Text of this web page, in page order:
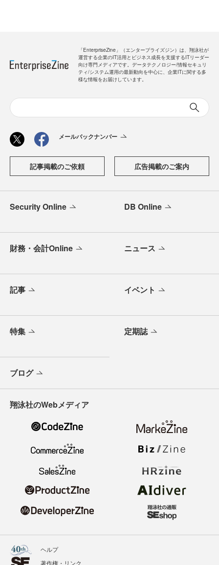
「EnterpriseZine」（エンタープライズジン）は、翔泳社が
運営する企業のIT活用とビジネス成長を支援するITリーダー
向け専門メディアです。データテクノロジー/情報セキュリ
ティ/システム運用の最新動向を中心に、企業ITに関する多
様な情報をお届けしています。
メールバックナンバー
記事掲載のご依頼 広告掲載のご案内
Security Online DB Online
財務・会計Online ニュース
記事 イベント
特集 定期誌
ブログ
翔泳社のWebメディア
ヘルプ
著作権・リンク